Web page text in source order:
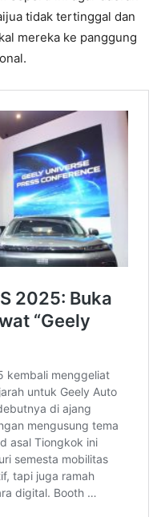
tidak tertinggal dan
mereka ke panggung